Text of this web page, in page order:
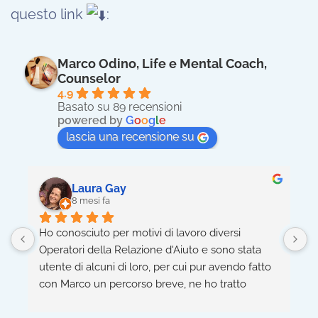
questo link :
Marco Odino, Life e Mental Coach,
Counselor
4.9
Basato su 89 recensioni
powered by Google
lascia una recensione su
Laura Gay
8 mesi fa
Ho conosciuto per motivi di lavoro diversi
Operatori della Relazione d'Aiuto e sono stata
utente di alcuni di loro, per cui pur avendo fatto
con Marco un percorso breve, ne ho tratto